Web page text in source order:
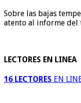
Sobre las bajas
atento al informe
LECTORES EN LINEA
16 LECTORES EN